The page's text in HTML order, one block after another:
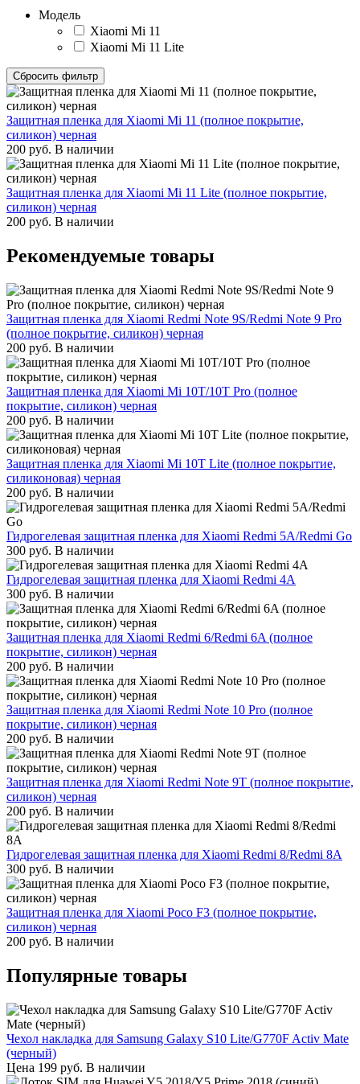
Модель
Xiaomi Mi 11
Xiaomi Mi 11 Lite
Сбросить фильтр
Защитная пленка для Xiaomi Mi 11 (полное покрытие,
силикон) черная
200 руб. В наличии
Защитная пленка для Xiaomi Mi 11 Lite (полное покрытие,
силикон) черная
200 руб. В наличии
Рекомендуемые товары
Защитная пленка для Xiaomi Redmi Note 9S/Redmi Note 9 Pro
(полное покрытие, силикон) черная
200 руб. В наличии
Защитная пленка для Xiaomi Mi 10T/10T Pro (полное
покрытие, силикон) черная
200 руб. В наличии
Защитная пленка для Xiaomi Mi 10T Lite (полное покрытие,
силиконовая) черная
200 руб. В наличии
Гидрогелевая защитная пленка для Xiaomi Redmi 5A/Redmi Go
300 руб. В наличии
Гидрогелевая защитная пленка для Xiaomi Redmi 4A
300 руб. В наличии
Защитная пленка для Xiaomi Redmi 6/Redmi 6A (полное
покрытие, силикон) черная
200 руб. В наличии
Защитная пленка для Xiaomi Redmi Note 10 Pro (полное
покрытие, силикон) черная
200 руб. В наличии
Защитная пленка для Xiaomi Redmi Note 9T (полное покрытие,
силикон) черная
200 руб. В наличии
Гидрогелевая защитная пленка для Xiaomi Redmi 8/Redmi 8A
300 руб. В наличии
Защитная пленка для Xiaomi Poco F3 (полное покрытие,
силикон) черная
200 руб. В наличии
Популярные товары
Чехол накладка для Samsung Galaxy S10 Lite/G770F Activ Mate
(черный)
Цена 199 руб. В наличии